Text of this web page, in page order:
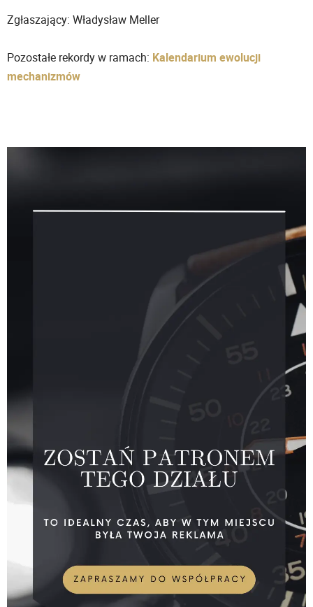
Zgłaszający: Władysław Meller
Pozostałe rekordy w ramach: Kalendarium ewolucji
mechanizmów